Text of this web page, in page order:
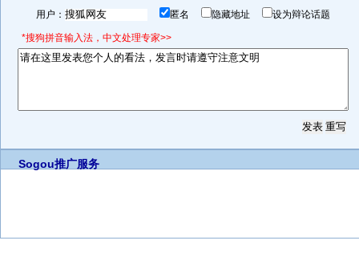
用户： 匿名 隐藏地址 设为辩论话题
*搜狗拼音输入法，中文处理专家>>
Sogou推广服务